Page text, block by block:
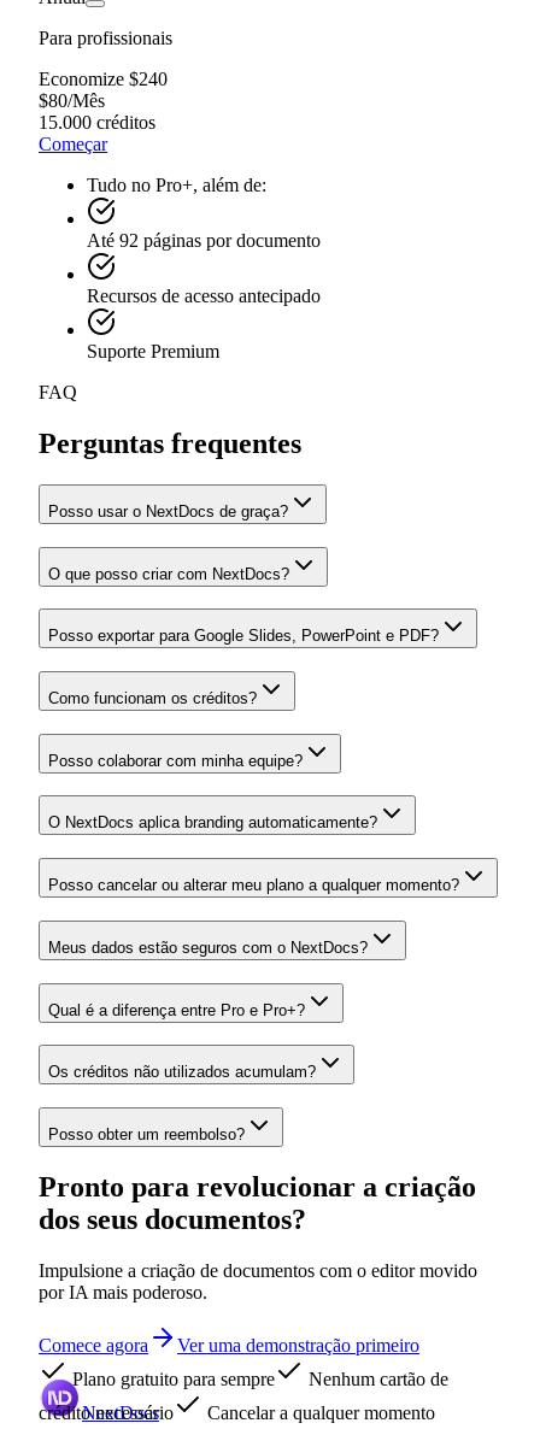
Para profissionais
Economize $240
$80/Mês
15.000 créditos
Começar
Tudo no Pro+, além de:
Até 92 páginas por documento
Recursos de acesso antecipado
Suporte Premium
FAQ
Perguntas frequentes
Posso usar o NextDocs de graça?
O que posso criar com NextDocs?
Posso exportar para Google Slides, PowerPoint e PDF?
Como funcionam os créditos?
Posso colaborar com minha equipe?
O NextDocs aplica branding automaticamente?
Posso cancelar ou alterar meu plano a qualquer momento?
Meus dados estão seguros com o NextDocs?
Qual é a diferença entre Pro e Pro+?
Os créditos não utilizados acumulam?
Posso obter um reembolso?
Pronto para revolucionar a criação
dos seus documentos?
Impulsione a criação de documentos com o editor movido
por IA mais poderoso.
Comece agora
Ver uma demonstração primeiro
Plano gratuito para sempre
Nenhum cartão de
crédito necessário
Cancelar a qualquer momento
NextDocs